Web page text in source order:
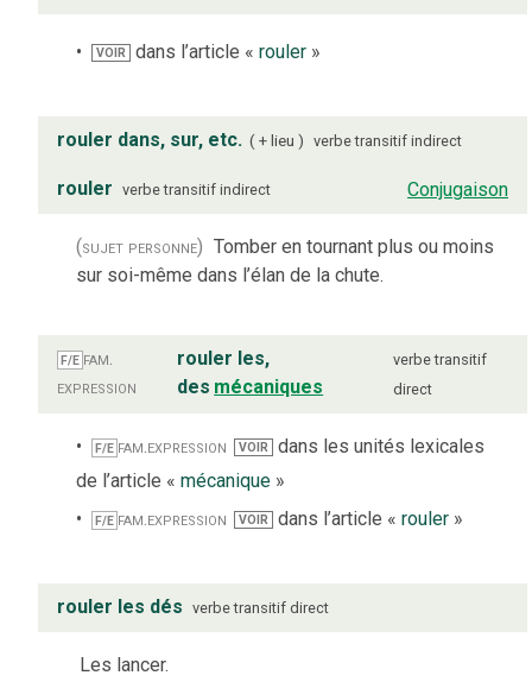
VOIR dans l’article «rouler »
rouler dans, sur, etc. + lieu verbe transitif indirect
rouler verbe transitif indirect Conjugaison
(sujet personne) Tomber en tournant plus ou moins
sur soi-même dans l’élan de la chute.
F/E fam.
expression
rouler les,
des mécaniques
verbe transitif
direct
F/E fam.expression VOIR
dans les unités lexicales
de l’article « mécanique »
F/E fam. expression VOIR dans l’article «rouler »
rouler les dés verbe transitif direct
Les lancer.